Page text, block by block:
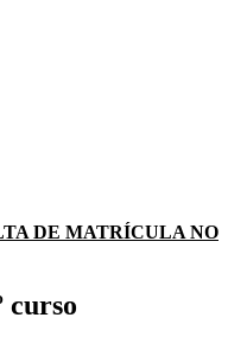
DE MATRÍCULA NO
curso